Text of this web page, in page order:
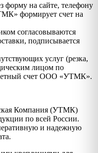
форму на сайте, телефону
формирует счет на
согласовываются
подписывается
услуг (резка,
лицом по
счет ООО «УТМК».
Компания (УТМК)
по всей России.
и надежную